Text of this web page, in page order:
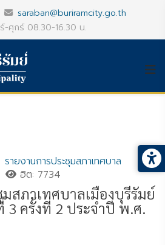
saraban@buriramcity.go.th
-ศุกร์ 08.30-16.30 น.
รายงานการประชุมสภาเทศบาล
ฮิต: 7734
สภาเทศบาลเมืองบุรีรัมย์
ครั้งที่ 2 ประจำปี พ.ศ.